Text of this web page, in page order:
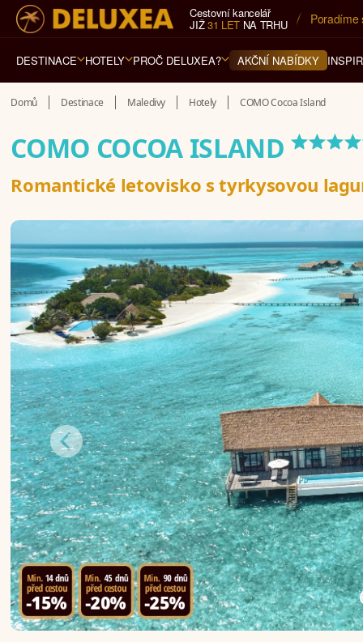
Cestovní kancelář
JIŽ31 LETNA TRHU 5*
DESTINACE HOTELY PROČ DELUXEA? AKČNÍ NABÍDKY
Domů Destinace Maledivy Hotely COMO Cocoa Island
COMO COCOA ISLAND
Romantické letovisko s tyrkysovou